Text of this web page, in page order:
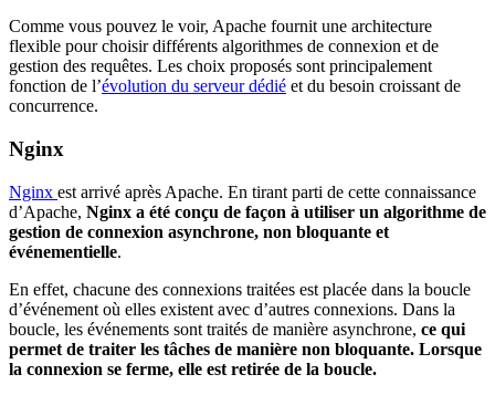
Comme vous pouvez le voir, Apache fournit une architecture
flexible pour choisir différents algorithmes de connexion et de
gestion des requêtes. Les choix proposés sont principalement
fonction de l’évolution du serveur dédié et du besoin croissant de
concurrence.
Nginx
Nginx est arrivé après Apache. En tirant parti de cette connaissance
d’Apache, Nginx a été conçu de façon à utiliser un algorithme de
gestion de connexion asynchrone, non bloquante et
événementielle.
En effet, chacune des connexions traitées est placée dans la boucle
d’événement où elles existent avec d’autres connexions. Dans la
boucle, les événements sont traités de manière asynchrone, ce qui
permet de traiter les tâches de manière non bloquante. Lorsque
la connexion se ferme, elle est retirée de la boucle.